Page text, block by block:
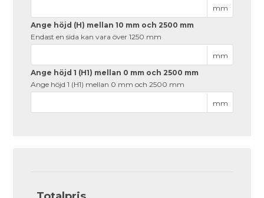
mm
Ange höjd (H) mellan 10 mm och 2500 mm
Endast en sida kan vara över 1250 mm
mm
Ange höjd 1 (H1) mellan 0 mm och 2500 mm
Ange höjd 1 (H1) mellan 0 mm och 2500 mm
mm